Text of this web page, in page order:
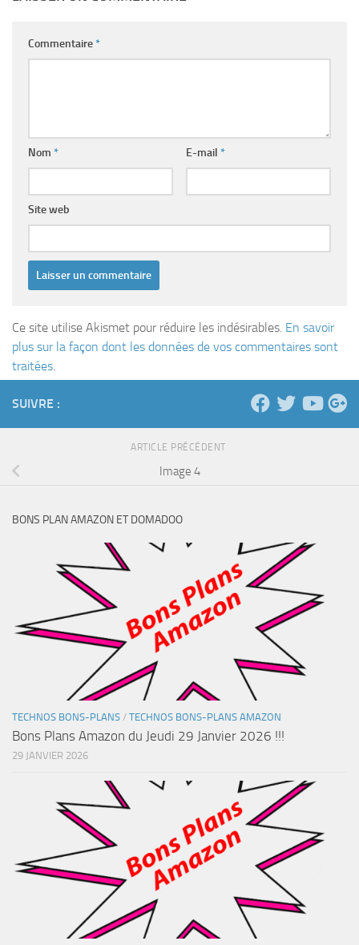
Commentaire*
Nom * E-mail *
Site web
Ce site utilise Akismet pour réduire les indésirables. En savoir
plus sur la façon dont les données de vos commentaires sont
traitées.
SUIVRE :
ARTICLE PRÉCÉDENT
Image 4
BONS PLAN AMAZON ET DOMADOO
TECHNOS BONS-PLANS / TECHNOS BONS-PLANS AMAZON
Bons Plans Amazon du Jeudi 29 Janvier 2026 !!!
29 JANVIER 2026